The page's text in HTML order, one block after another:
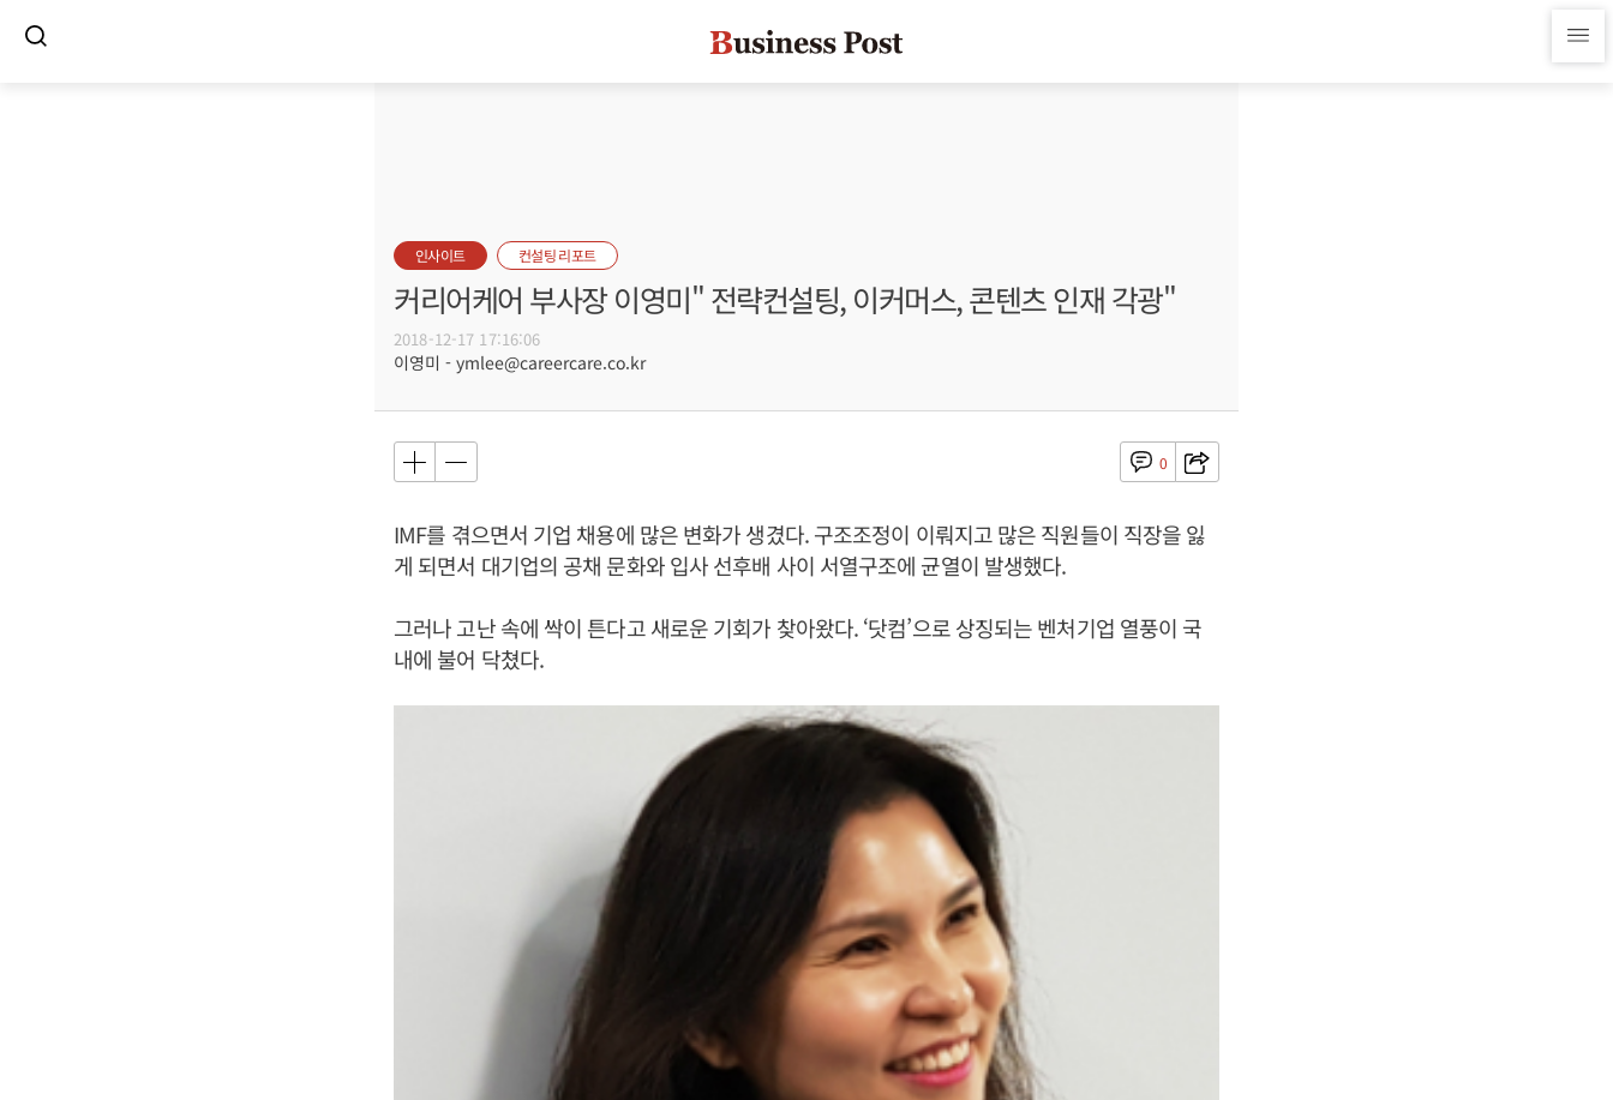
인사이트 컨설팅 리포트
커리어케어 부사장 이영미" 전략컨설팅, 이커머스, 콘텐츠 인재 각광"
2018-12-17 17:16:06
이영미 - ymlee@careercare.co.kr
0
IMF를 겪으면서 기업 채용에 많은 변화가 생겼다. 구조조정이 이뤄지고 많은 직원들이 직장을 잃
게 되면서 대기업의 공채 문화와 입사 선후배 사이 서열구조에 균열이 발생했다.
그러나 고난 속에 싹이 튼다고 새로운 기회가 찾아왔다. ‘닷컴’으로 상징되는 벤처기업 열풍이 국
내에 불어 닥쳤다.